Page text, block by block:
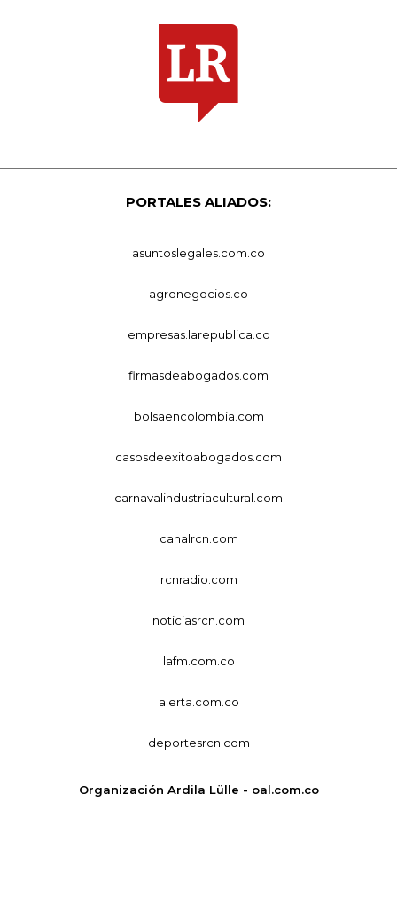
PORTALES ALIADOS:
asuntoslegales.com.co
agronegocios.co
empresas.larepublica.co
firmasdeabogados.com
bolsaencolombia.com
casosdeexitoabogados.com
carnavalindustriacultural.com
canalrcn.com
rcnradio.com
noticiasrcn.com
lafm.com.co
alerta.com.co
deportesrcn.com
Organización Ardila Lülle - oal.com.co